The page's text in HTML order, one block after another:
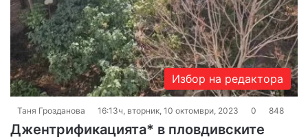
з
а
:
Избор на редактора
Таня Грозданова 16:13ч, вторник, 10 октомври, 2023 0 848
Джентрификацията* в пловдивските